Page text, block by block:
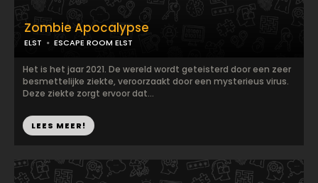
Zombie Apocalypse
ELST ESCAPE ROOM ELST
Het is het jaar 2021. De wereld wordt geteisterd door een zeer
besmettelijke ziekte, veroorzaakt door een mysterieus virus.
Deze ziekte zorgt ervoor dat...
LEES MEER!